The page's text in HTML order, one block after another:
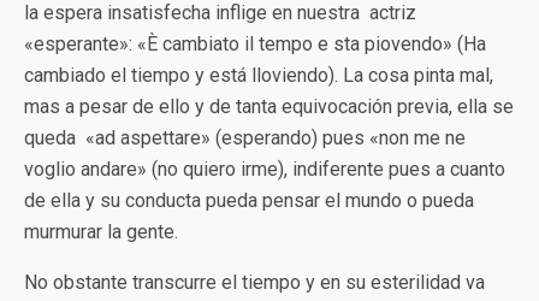
la espera insatisfecha inflige en nuestra actriz
«esperante»: «È cambiato il tempo e sta piovendo» (Ha
cambiado el tiempo y está lloviendo). La cosa pinta mal,
mas a pesar de ello y de tanta equivocación previa, ella se
queda «ad aspettare» (esperando) pues «non me ne
voglio andare» (no quiero irme), indiferente pues a cuanto
de ella y su conducta pueda pensar el mundo o pueda
murmurar la gente.
No obstante transcurre el tiempo y en su esterilidad va